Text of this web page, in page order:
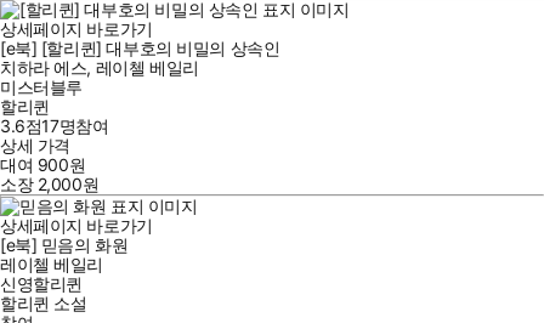
상세페이지 바로가기
[e북] [할리퀸] 대부호의 비밀의 상속인
치하라 에스, 레이첼 베일리
미스터블루
할리퀸
3.6점17명참여
상세 가격
대여 900원
소장 2,000원
상세페이지 바로가기
[e북] 믿음의 화원
레이첼 베일리
신영할리퀸
할리퀸 소설